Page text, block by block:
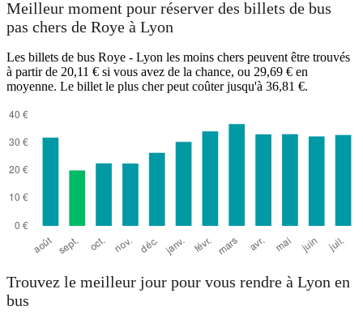
Meilleur moment pour réserver des billets de bus
pas chers de Roye à Lyon
Les billets de bus Roye - Lyon les moins chers peuvent être trouvés
à partir de 20,11 € si vous avez de la chance, ou 29,69 € en
moyenne. Le billet le plus cher peut coûter jusqu'à 36,81 €.
Trouvez le meilleur jour pour vous rendre à Lyon en
bus